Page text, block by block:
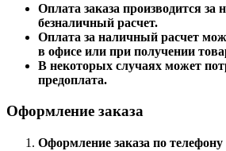
Оплата заказа производится
безналичный расчет.
Оплата за наличный расчет
в офисе или при получении
В некоторых случаях может
предоплата.
Оформление заказа
Оформление заказа по телефону